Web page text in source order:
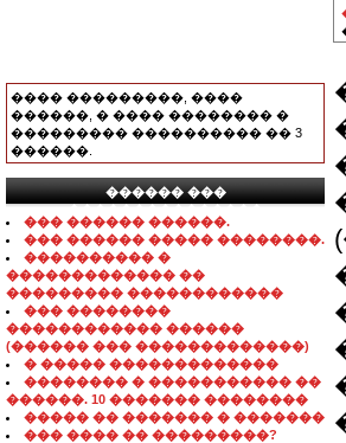
���� ���������, ����
������, � ���� �������� �
��������� ���������� �� 3
������.
������ ���
���������������
��� ������ ������.
��� ������ ����� ��������.
���������� �
������������� ��
��������� ������������
��� ��������
������������ ������
(������ ��� �������������)
� ����� �������������
�������� � ����������� ��
������. 10 ������� ��������
����� �� ������� � �������
��� ���� �� ���������?